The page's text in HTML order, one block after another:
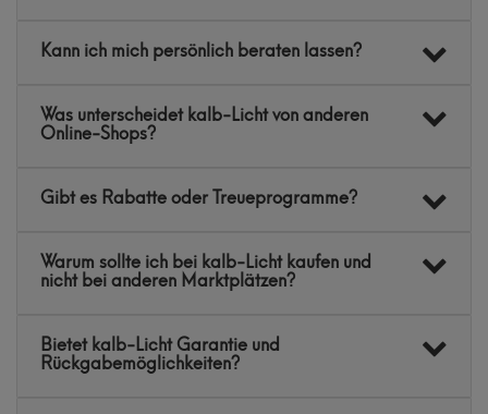
Kann ich mich persönlich beraten lassen?
Was unterscheidet kalb-Licht von anderen
Online-Shops?
Gibt es Rabatte oder Treueprogramme?
Warum sollte ich bei kalb-Licht kaufen und
nicht bei anderen Marktplätzen?
Bietet kalb-Licht Garantie und
Rückgabemöglichkeiten?